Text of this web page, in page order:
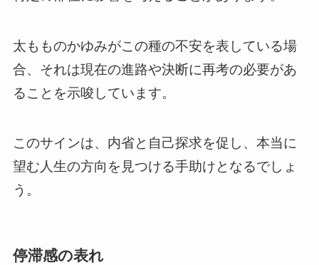
太もものかゆみがこの種の不安を表している場
合、それは現在の進路や決断に再考の必要があ
ることを示唆しています。
このサインは、内省と自己探求を促し、本当に
望む人生の方向を見つける手助けとなるでしょ
う。
停滞感の表れ